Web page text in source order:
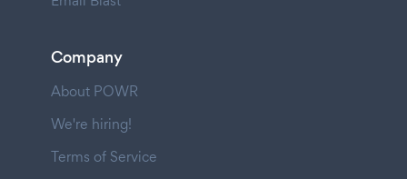
Company
About POWR
We're hiring!
Terms of Service